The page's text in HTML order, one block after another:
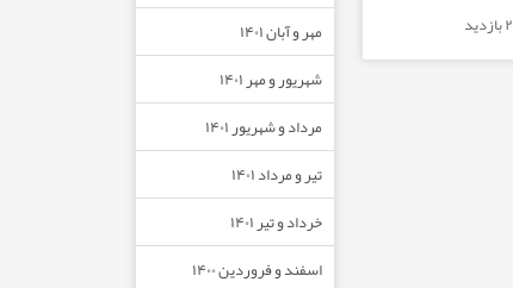
مهر و آبان ۱۴۰۱
شهریور و مهر ۱۴۰۱
مرداد و شهریور ۱۴۰۱
تیر و مرداد ۱۴۰۱
خرداد و تیر ۱۴۰۱
اسفند و فروردین ۱۴۰۰